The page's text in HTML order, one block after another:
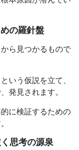
の羅針盤
ら見つかるもので
いう仮説を立て、
発見されます。
に検証するための
思考の源泉